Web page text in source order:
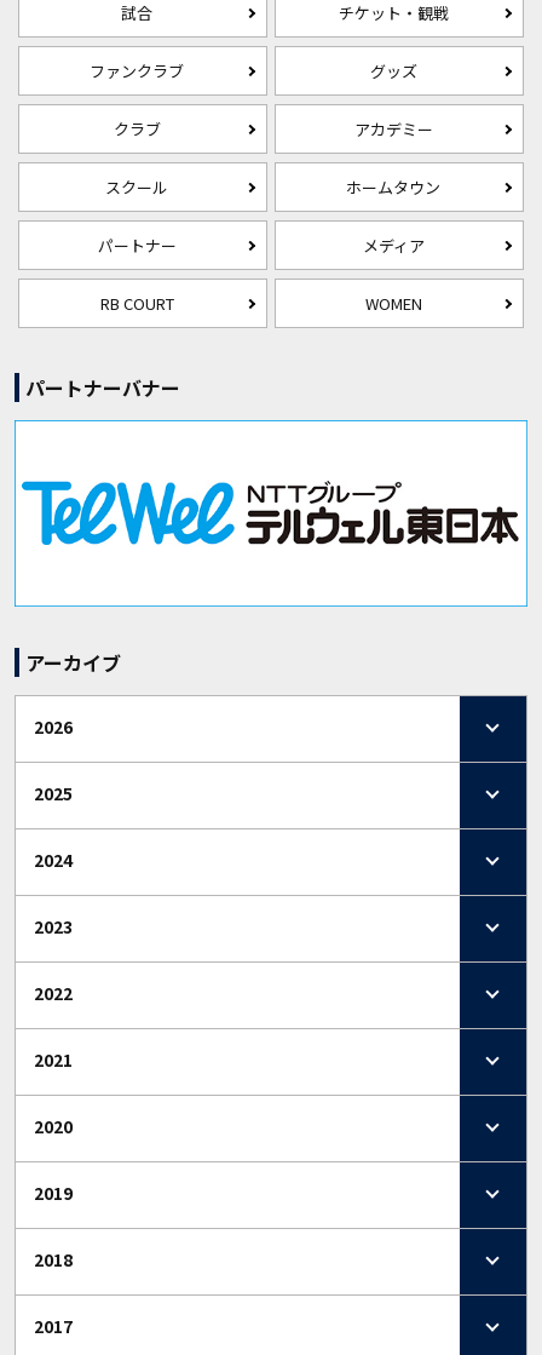
試合 チケット・観戦
ファンクラブ グッズ
クラブ アカデミー
スクール ホームタウン
パートナー メディア
RB COURT WOMEN
パートナーバナー
アーカイブ
2026
2025
2024
2023
2022
2021
2020
2019
2018
2017